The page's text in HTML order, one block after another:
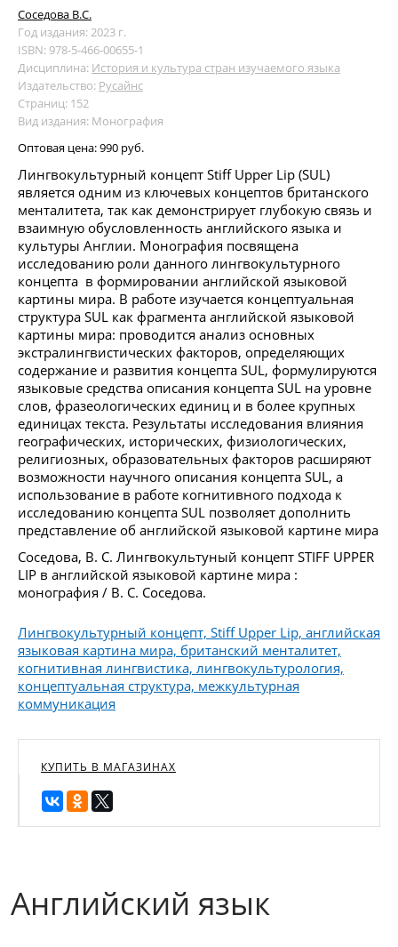
Соседова В.С.
Год издания: 2023 г.
ISBN: 978-5-466-00655-1
Дисциплина: История и культура стран изучаемого языка
Издательство: Русайнс
Страниц: 152
Вид издания: Монография
Оптовая цена:990 руб.
Лингвокультурный концепт Stiff Upper Lip (SUL)
является одним из ключевых концептов британского
менталитета, так как демонстрирует глубокую связь и
взаимную обусловленность английского языка и
культуры Англии. Монография посвящена
исследованию роли данного лингвокультурного
концепта в формировании английской языковой
картины мира. В работе изучается концептуальная
структура SUL как фрагмента английской языковой
картины мира: проводится анализ основных
экстралингвистических факторов, определяющих
содержание и развития концепта SUL, формулируются
языковые средства описания концепта SUL на уровне
слов, фразеологических единиц и в более крупных
единицах текста. Результаты исследования влияния
географических, исторических, физиологических,
религиозных, образовательных факторов расширяют
возможности научного описания концепта SUL, а
использование в работе когнитивного подхода к
исследованию концепта SUL позволяет дополнить
представление об английской языковой картине мира
Соседова, В. С. Лингвокультуный концепт STIFF UPPER
LIP в английской языковой картине мира :
монография / В. С. Соседова.
Лингвокультурный концепт, Stiff Upper Lip, английская
языковая картина мира, британский менталитет,
когнитивная лингвистика, лингвокультурология,
концептуальная структура, межкультурная
коммуникация
КУПИТЬ В МАГАЗИНАХ
Английский язык